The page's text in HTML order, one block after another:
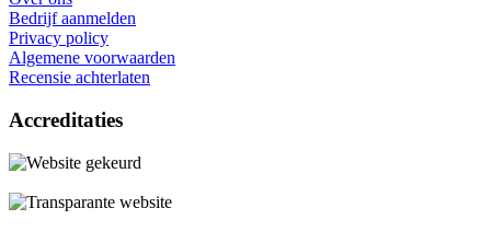
Bedrijf aanmelden
Privacy policy
Algemene voorwaarden
Recensie achterlaten
Accreditaties